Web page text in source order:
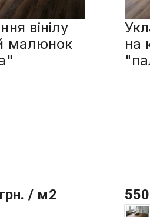
вінілу
малюнок
/ м2
на